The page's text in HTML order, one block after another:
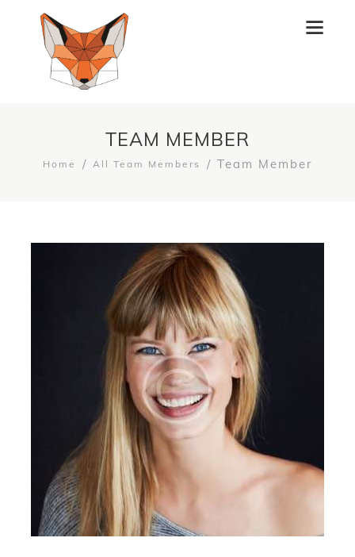
TEAM MEMBER
Home All Team Members Team Member